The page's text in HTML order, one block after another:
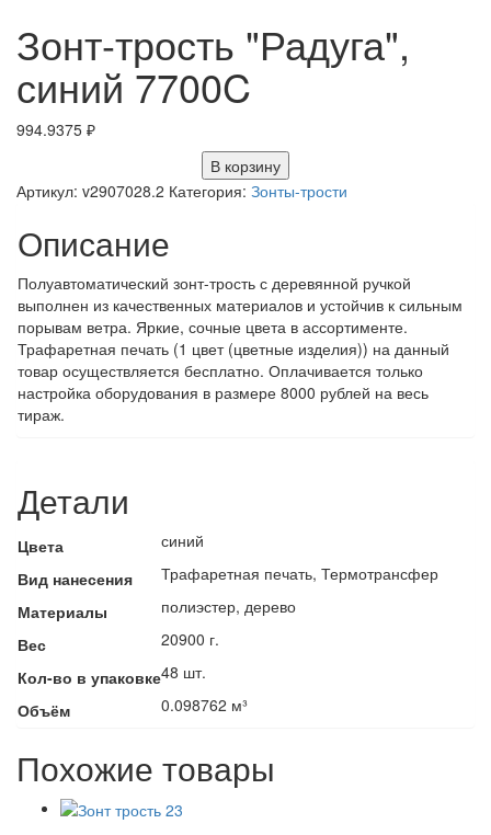
Зонт-трость "Радуга",
синий 7700C
994.9375 ₽
В корзину
Артикул: v2907028.2 Категория: Зонты-трости
Описание
Полуавтоматический зонт-трость с деревянной ручкой
выполнен из качественных материалов и устойчив к сильным
порывам ветра. Яркие, сочные цвета в ассортименте.
Трафаретная печать (1 цвет (цветные изделия)) на данный
товар осуществляется бесплатно. Оплачивается только
настройка оборудования в размере 8000 рублей на весь
тираж.
Детали
Цвета
синий
Вид нанесения
Трафаретная печать, Термотрансфер
Материалы
полиэстер, дерево
Вес
20900 г.
Кол-во в упаковке48 шт.
Объём
0.098762 м³
Похожие товары